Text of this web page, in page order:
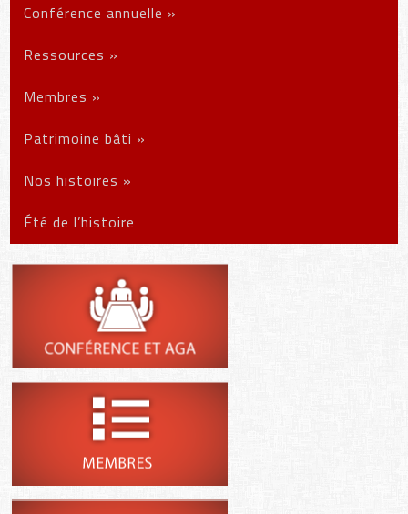
Conférence annuelle »
Ressources »
Membres »
Patrimoine bâti »
Nos histoires »
Été de l’histoire